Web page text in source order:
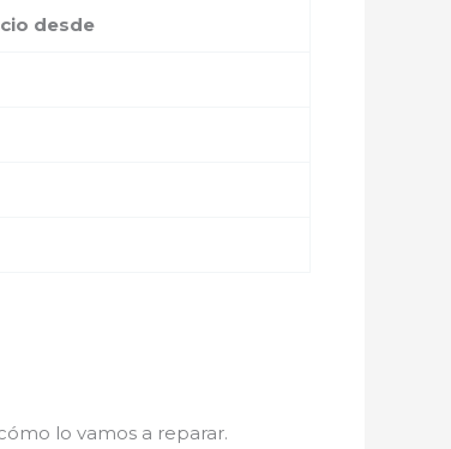
desde
lo vamos a reparar.